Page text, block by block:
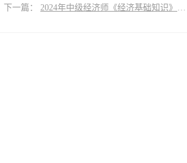
下一篇： 2024年中级经济师《经济基础知识》曲线汇总